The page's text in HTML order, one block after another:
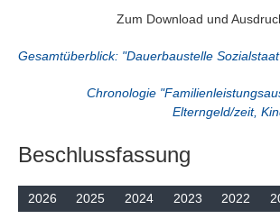
Zum Download und
Gesamtüberblick: "Dauerbaustelle
Chronologie
Elterngeld/zeit,
Beschlussfassung
2026 2025 2024 2023 2022